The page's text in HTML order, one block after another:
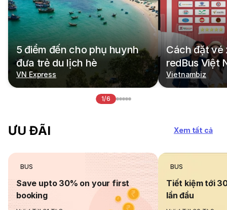
5 điểm đến cho phụ huynh
đưa trẻ du lịch hè
VN Express
Cách đặt vé
redBus Việt
Vietnambiz
1/6
ƯU ĐÃI Xem tất cả
BUS
Save upto 30% on your first
booking
BUS
Tiết kiệm tới
lần đầu